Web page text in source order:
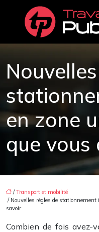
en zone
que vous
/Transport et mobilité
/ Nouvelles règles de
savoir
Combien de fois avez-